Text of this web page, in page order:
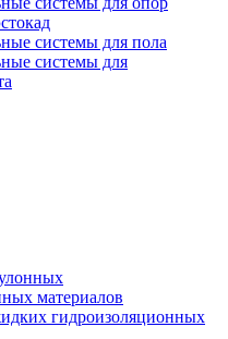
системы для пола
системы для
материалов
гидроизоляционных